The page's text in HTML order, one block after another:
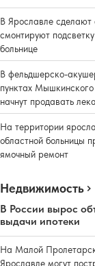
В Ярославле
смонтируют
больнице
В фельдшерско-
пунктах Мышкинского
начнут продавать
На территории
областной больницы
ямочный ремонт
Недвижимость
В России вырос
выдачи ипотеки
На Малой
Ярославле могут